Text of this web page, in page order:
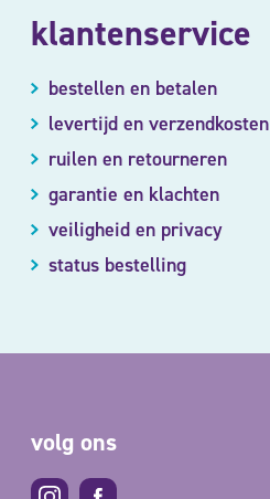
klantenservice
bestellen en betalen
levertijd en verzendkosten
ruilen en retourneren
garantie en klachten
veiligheid en privacy
status bestelling
volg ons